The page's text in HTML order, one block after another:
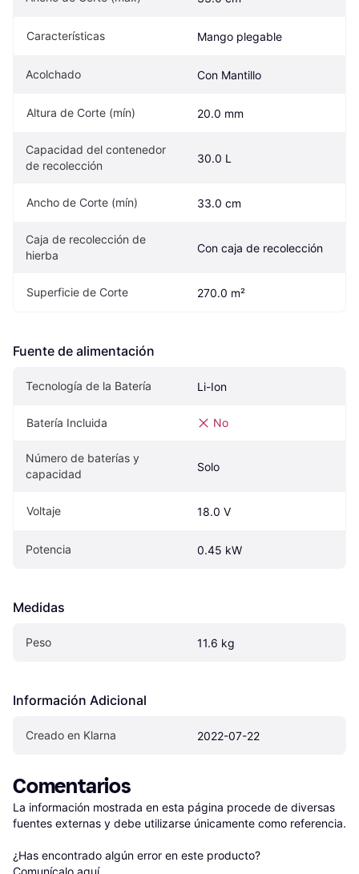
Características Mango plegable
Acolchado Con Mantillo
Altura de Corte (mín) 20.0 mm
Capacidad del contenedor
de recolección
30.0 L
Ancho de Corte (mín) 33.0 cm
Caja de recolección de
hierba
Con caja de recolección
Superficie de Corte 270.0 m²
Fuente de alimentación
Tecnología de la Batería Li-Ion
Batería Incluida No
Número de baterías y
capacidad
Solo
Voltaje 18.0 V
Potencia 0.45 kW
Medidas
Peso 11.6 kg
Información Adicional
Creado en Klarna 2022-07-22
Comentarios
La información mostrada en esta página procede de diversas
fuentes externas y debe utilizarse únicamente como referencia.
¿Has encontrado algún error en este producto?